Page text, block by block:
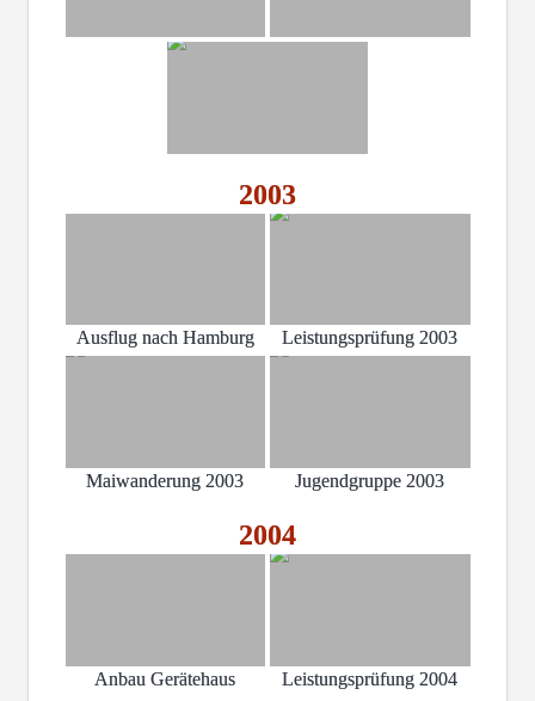
2003
Ausflug nach Hamburg Leistungsprüfung 2003
Maiwanderung 2003 Jugendgruppe 2003
2004
Anbau Gerätehaus Leistungsprüfung 2004